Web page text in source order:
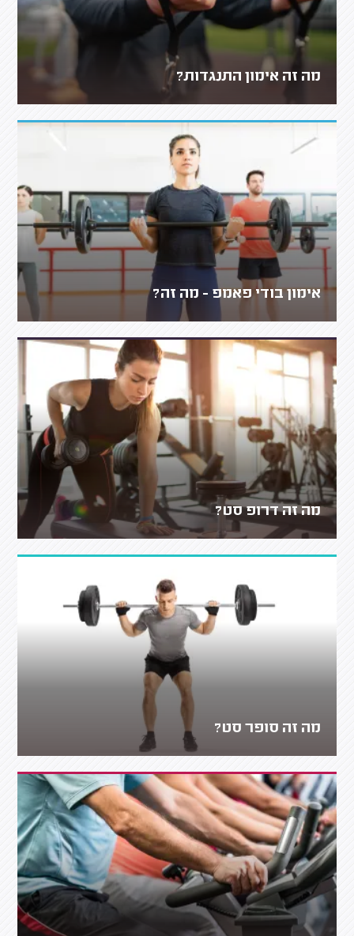
מה זה אימון התנגדות?
אימון בודי פאמפ - מה זה?
מה זה דרופ סט?
מה זה סופר סט?